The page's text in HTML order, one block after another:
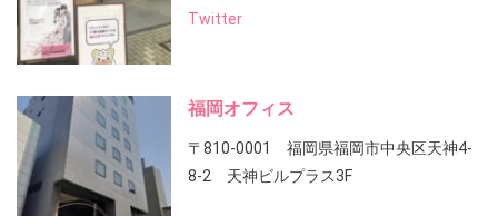
Twitter
福岡オフィス
〒810-0001 福岡県福岡市中央区天神4-
8-2 天神ビルプラス3F